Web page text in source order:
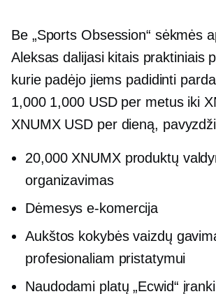
Be „Sports Obsession“ sėkmės
Aleksas dalijasi kitais praktiniais
kurie padėjo jiems padidinti
1,000 1,000 USD per metus iki
XNUMX USD per dieną,
20,000 XNUMX produktų
organizavimas
Dėmesyse-komercija
Aukštos kokybės vaizdų
profesionaliam pristatymui
Naudodami platų „Ecwid“